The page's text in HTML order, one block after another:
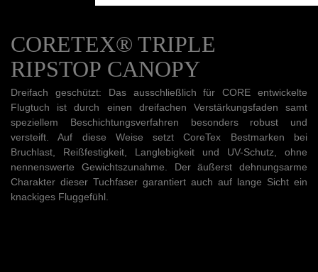
FEEL THE RUSH
Neue Limits definieren, fernab der gewohnten Komfortzone!
Der brandneue GTS6 weckt das wilde Tier in dir. Belohne
dich mit atemberaubenden Megaloops und vollendeter
Präzision made in Germany. Der GTS6.
Die beeindruckende Power des GTS ist unter Hardcore-Freestyle-
Fans längst kein Geheimnis mehr. Immer wieder ist er
schneller und liftet explosiver.
CORETEX® TRIPLE
RIPSTOP CANOPY
Dreifach geschützt: Das ausschließlich für CORE entwickelte
Flugtuch ist durch einen dreifachen Verstärkungsfaden samt
speziellem Beschichtungsverfahren besonders robust und
versteift. Auf diese Weise setzt CoreTex Bestmarken bei
Bruchlast, Reißfestigkeit, Langlebigkeit und UV-Schutz, ohne
nennenswerte Gewichtszunahme. Der äußerst dehnungsarme
Charakter dieser Tuchfaser garantiert auch auf lange Sicht ein
knackiges Fluggefühl.